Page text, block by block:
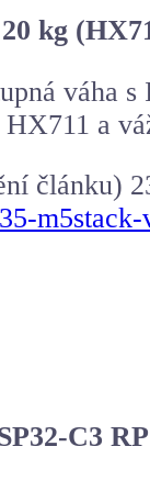
kg
váha
a
článku)
C3